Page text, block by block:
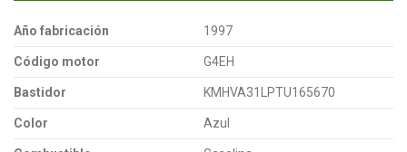
Año fabricación 1997
Código motor G4EH
Bastidor KMHVA31LPTU165670
Color Azul